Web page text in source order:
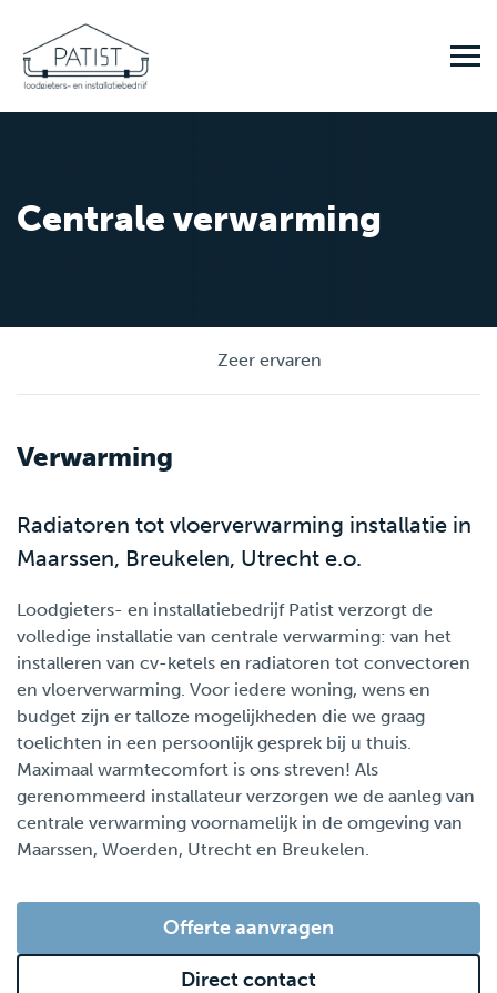
Centrale verwarming
Zeer ervaren
Verwarming
Radiatoren tot vloerverwarming installatie in
Maarssen, Breukelen, Utrecht e.o.
Loodgieters- en installatiebedrijf Patist verzorgt de
volledige installatie van centrale verwarming: van het
installeren van cv-ketels en radiatoren tot convectoren
en vloerverwarming. Voor iedere woning, wens en
budget zijn er talloze mogelijkheden die we graag
toelichten in een persoonlijk gesprek bij u thuis.
Maximaal warmtecomfort is ons streven! Als
gerenommeerd installateur verzorgen we de aanleg van
centrale verwarming voornamelijk in de omgeving van
Maarssen, Woerden, Utrecht en Breukelen.
Offerte aanvragen
Direct contact